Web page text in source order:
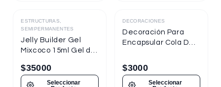
ESTRUCTURAS,
SEMIPERMANENTES
Jelly Builder Gel
Mixcoco 15ml Gel de
$35000
Seleccionar
DECORACIONES
Decoración Para
Encapsular Cola De
$3000
Seleccionar